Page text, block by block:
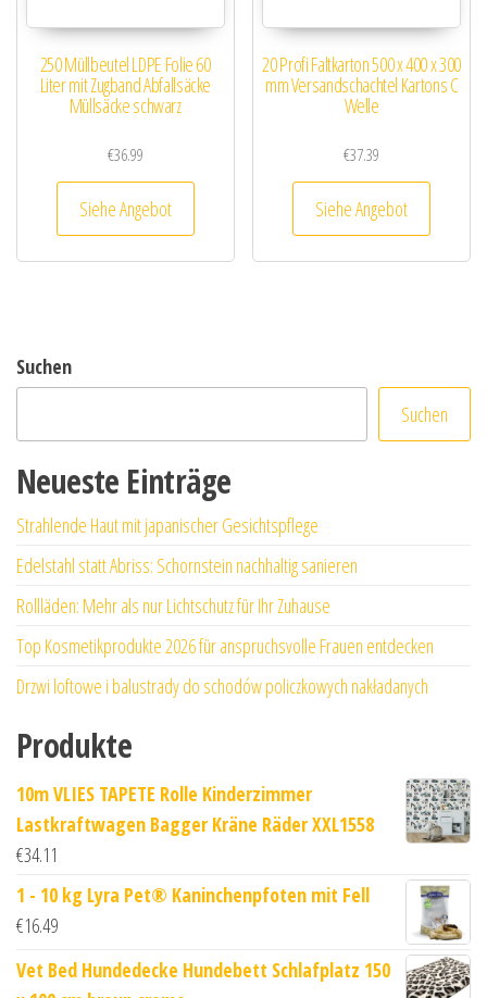
250 Müllbeutel LDPE Folie 60
Liter mit Zugband Abfallsäcke
Müllsäcke schwarz
€36.99
Siehe Angebot
20 Profi Faltkarton 500 x 400 x 300
mm Versandschachtel Kartons C
Welle
€37.39
Siehe Angebot
Suchen
Suchen
Neueste Einträge
Strahlende Haut mit japanischer Gesichtspflege
Edelstahl statt Abriss: Schornstein nachhaltig sanieren
Rollläden: Mehr als nur Lichtschutz für Ihr Zuhause
Top Kosmetikprodukte 2026 für anspruchsvolle Frauen entdecken
Drzwi loftowe i balustrady do schodów policzkowych nakładanych
Produkte
10m VLIES TAPETE Rolle Kinderzimmer
Lastkraftwagen Bagger Kräne Räder XXL1558
€34.11
1 - 10 kg Lyra Pet® Kaninchenpfoten mit Fell
€16.49
Vet Bed Hundedecke Hundebett Schlafplatz 150